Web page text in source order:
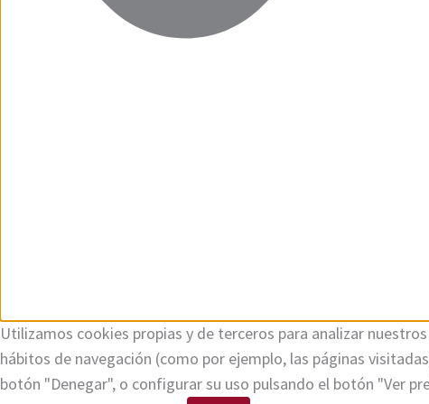
Utilizamos cookies propias y de terceros para analizar
hábitos de navegación (como por ejemplo, las páginas
botón "Denegar", o configurar su uso pulsando el botón "Ver